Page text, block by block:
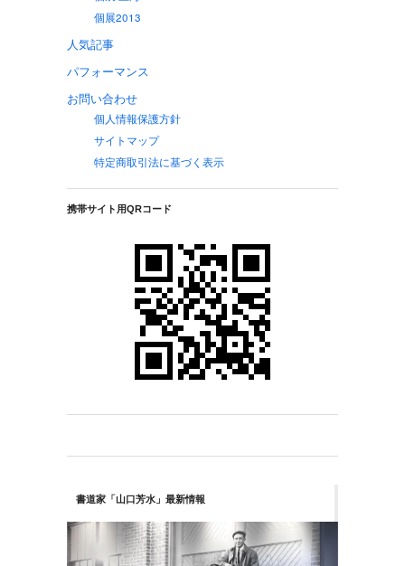
個展2013
人気記事
パフォーマンス
お問い合わせ
個人情報保護方針
サイトマップ
特定商取引法に基づく表示
携帯サイト用QRコード
書道家「山口芳水」最新情報